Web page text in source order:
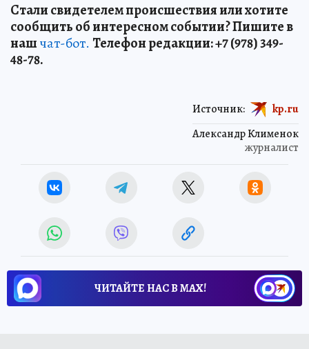
Стали свидетелем происшествия или хотите
сообщить об интересном событии? Пишите в
нашчат-бот. Телефон редакции: +7 (978) 349-
48-78.
Александр Клименок
журналист
Источник: kp.ru
ЧИТАЙТЕ НАС В МАХ!